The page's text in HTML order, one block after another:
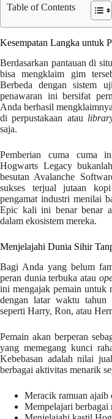
Table of Contents
Kesempatan Langka untuk
Berdasarkan pantauan di
bisa mengklaim gim
Berbeda dengan sistem
penawaran ini bersifat
Anda berhasil
di perpustakaan atau
saja.
Pemberian cuma cuma
Hogwarts Legacy
besutan Avalanche
sukses terjual jutaan
pengamat industri menilai
Epic kali ini benar benar
dalam ekosistem mereka.
Menjelajahi Dunia Sihir
Bagi Anda yang belum
peran dunia terbuka atau
ini mengajak pemain untuk
dengan latar waktu tahun
seperti Harry, Ron, atau
Pemain akan berperan
yang memegang kunci
Kebebasan adalah nilai
berbagai aktivitas menarik
Meracik ramuan ajaib
Mempelajari berbagai